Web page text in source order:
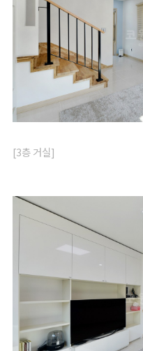
[3층 거실]